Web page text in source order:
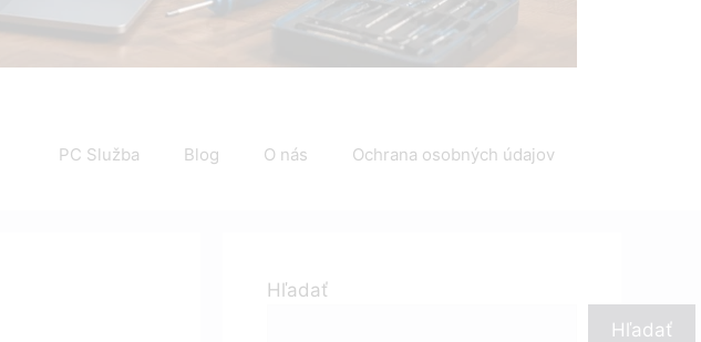
PC Služba Blog O nás Ochrana osobných údajov
Hľadať
Hľadať